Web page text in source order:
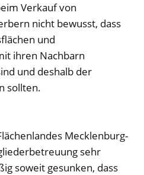
Verkauf von
nicht bewusst, dass
und
ihren Nachbarn
und deshalb der
sollten.
Mecklenburg-
sehr
soweit gesunken, dass